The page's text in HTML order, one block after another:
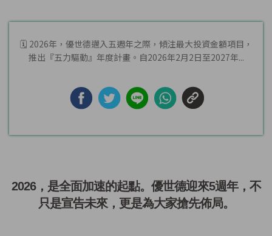
🗓️ 2026年，優世德邁入五週年之際，傾注最大投資金額項目，
推出『五力驅動』年度計畫。自2026年2月2日至2027年...
2026，是全面加速的起點。優世德迎來5週年，不
只是宣告未來，更是為大家搶先佈局。